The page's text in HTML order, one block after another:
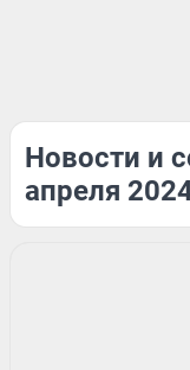
Новости и
апреля